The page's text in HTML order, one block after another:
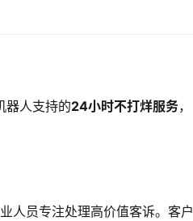
器人支持的24小时不打烊服务，
人员专注处理高价值客诉。客户